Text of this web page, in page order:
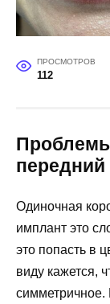
ПРОСМОТРОВ
112
передний
Одиночная
имплант это
это попасть в
виду кажется,